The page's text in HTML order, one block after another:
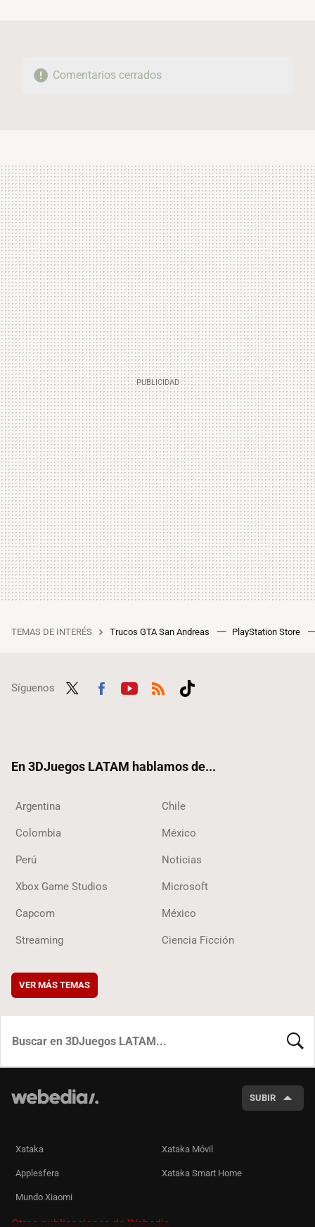
Comentarios cerrados
TEMAS DE INTERÉS Trucos GTA San Andreas PlayStation Store
Síguenos
En 3DJuegos LATAM hablamos de...
Argentina Chile
Colombia México
Perú Noticias
Xbox Game Studios Microsoft
Capcom México
Streaming Ciencia Ficción
VER MÁS TEMAS
SUBIR
Xataka Xataka Móvil
Applesfera Xataka Smart Home
Mundo Xiaomi
Otras publicaciones de Webedia